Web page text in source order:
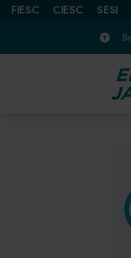
FIESC CIESC SESI